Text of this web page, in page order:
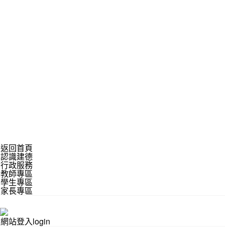
返回首頁
認識建德
行政服務
教師專區
學生專區
家長專區
網站登入login